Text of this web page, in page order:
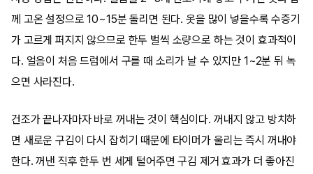
께 고온 설정으로 10~15분 돌리면 된다. 옷을 많이 넣을수록 수증기
가 고르게 퍼지지 않으므로 한두 벌씩 소량으로 하는 것이 효과적이
다. 얼음이 처음 드럼에서 구를 때 소리가 날 수 있지만 1~2분 뒤 녹
으면 사라진다.
건조가 끝나자마자 바로 꺼내는 것이 핵심이다. 꺼내지 않고 방치하
면 새로운 구김이 다시 잡히기 때문에 타이머가 울리는 즉시 꺼내야
한다. 꺼낸 직후 한두 번 세게 털어주면 구김 제거 효과가 더 좋아진